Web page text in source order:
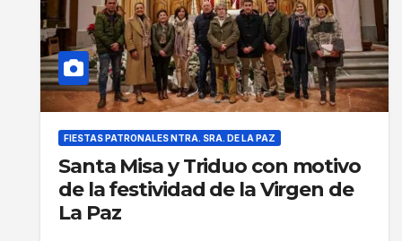
FIESTAS PATRONALES NTRA. SRA. DE LA PAZ
Santa Misa y Triduo con motivo
de la festividad de la Virgen de
La Paz